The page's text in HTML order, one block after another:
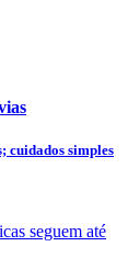
cuidados simples